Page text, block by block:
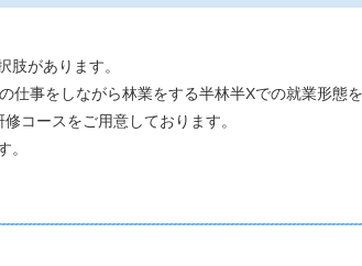
があります。
事をしながら林業をする半林半Xでの就業形態
コースをご用意しております。
。